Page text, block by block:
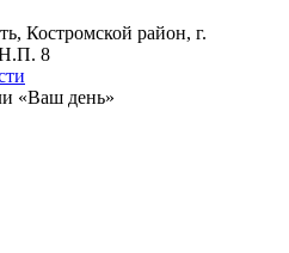
Костромской район, г.
Н.П. 8
«Ваш день»